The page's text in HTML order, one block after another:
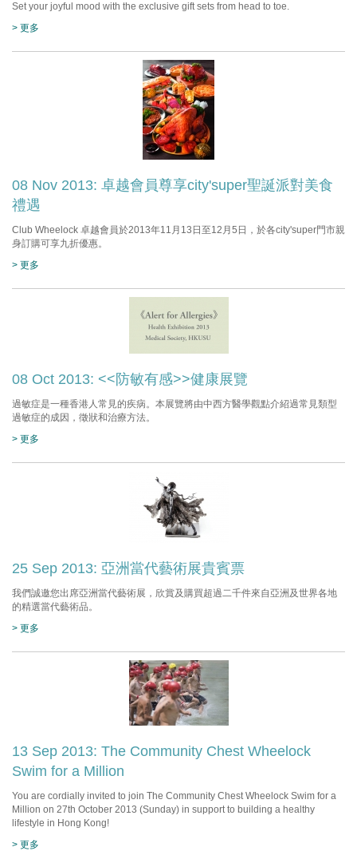
Set your joyful mood with the exclusive gift sets from head to toe.
> 更多
08 Nov 2013: 卓越會員尊享city'super聖誕派對美食
禮遇
Club Wheelock 卓越會員於2013年11月13日至12月5日，於各city'super門市親
身訂購可享九折優惠。
> 更多
08 Oct 2013: <<防敏有感>>健康展覽
過敏症是一種香港人常見的疾病。本展覽將由中西方醫學觀點介紹過常見類型
過敏症的成因，徵狀和治療方法。
> 更多
25 Sep 2013: 亞洲當代藝術展貴賓票
我們誠邀您出席亞洲當代藝術展，欣賞及購買超過二千件來自亞洲及世界各地
的精選當代藝術品。
> 更多
13 Sep 2013: The Community Chest Wheelock
Swim for a Million
You are cordially invited to join The Community Chest Wheelock Swim for a
Million on 27th October 2013 (Sunday) in support to building a healthy
lifestyle in Hong Kong!
> 更多